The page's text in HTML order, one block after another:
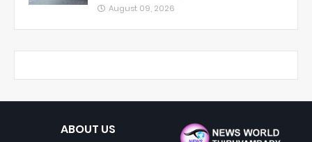
August 09, 2026
ABOUT US